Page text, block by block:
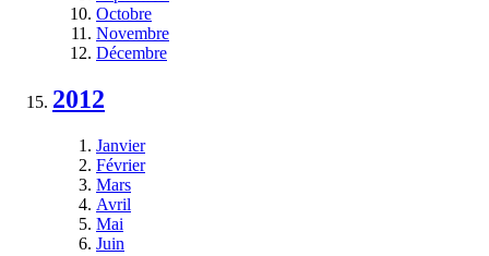
Octobre
Novembre
Décembre
2012
Janvier
Février
Mars
Avril
Mai
Juin